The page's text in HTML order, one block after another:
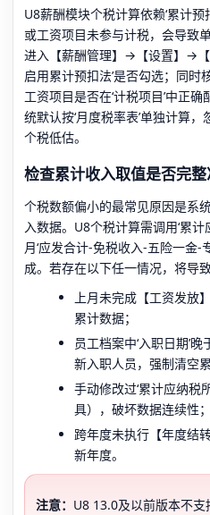
U8薪酬模块个税计算依赖‘累计
或工资项目未参与计税，会导致
进入【薪酬管理】→【设置】→【
启用累计预扣法’是否勾选；同时
工资项目是否在‘计税项目’中正
统默认按‘月度税率表’单独计算
个税低估。
检查累计收入取值是否完
个税数额偏小的最常见原因是系
入数据。U8个税计算需调用‘累
月‘应发合计-免税收入-五险一金-
成。若存在以下任一情况，将导
上月未完成【工资发放
累计数据；
员工档案中‘入职日期’
新入职人员，强制清空累
手动修改过‘累计应纳税
具），破坏数据连续性；
跨年度未执行【年度结
新年度。
注意： U8 13.0及以前版本不